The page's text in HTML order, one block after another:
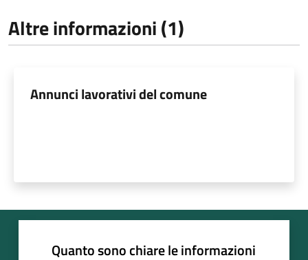
Altre informazioni (1)
Annunci lavorativi del comune
Quanto sono chiare le informazioni